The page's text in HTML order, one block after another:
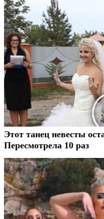
Этот танец невесты
Пересмотрела 10 раз